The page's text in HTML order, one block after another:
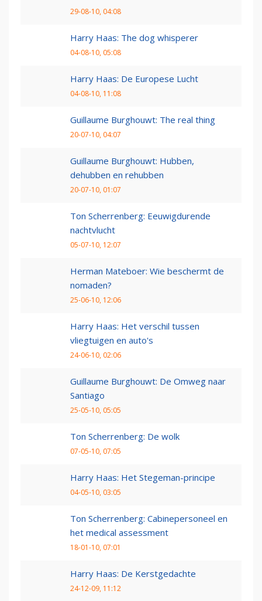
29-08-10, 04:08
Harry Haas: The dog whisperer
04-08-10, 05:08
Harry Haas: De Europese Lucht
04-08-10, 11:08
Guillaume Burghouwt: The real thing
20-07-10, 04:07
Guillaume Burghouwt: Hubben,
dehubben en rehubben
20-07-10, 01:07
Ton Scherrenberg: Eeuwigdurende
nachtvlucht
05-07-10, 12:07
Herman Mateboer: Wie beschermt de
nomaden?
25-06-10, 12:06
Harry Haas: Het verschil tussen
vliegtuigen en auto's
24-06-10, 02:06
Guillaume Burghouwt: De Omweg naar
Santiago
25-05-10, 05:05
Ton Scherrenberg: De wolk
07-05-10, 07:05
Harry Haas: Het Stegeman-principe
04-05-10, 03:05
Ton Scherrenberg: Cabinepersoneel en
het medical assessment
18-01-10, 07:01
Harry Haas: De Kerstgedachte
24-12-09, 11:12